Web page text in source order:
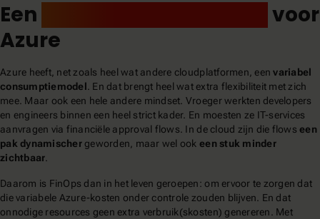
Een
voor
Azure
Azure heeft, net zoals heel wat andere cloudplatformen, eenvariabel
consumptiemodel . En dat brengt heel wat extra flexibiliteit met zich
mee. Maar ook een hele andere mindset. Vroeger werkten developers
en engineers binnen een heel strict kader. En moesten ze IT-services
aanvragen via financiële approval flows. In de cloud zijn die flowseen
pak dynamischergeworden, maar wel ook een stuk minder
zichtbaar
Daarom is FinOps dan in het leven geroepen: om ervoor te zorgen dat
die variabele Azure-kosten onder controle zouden blijven. En dat
onnodige resources geen extra verbruik(skosten) genereren. Met